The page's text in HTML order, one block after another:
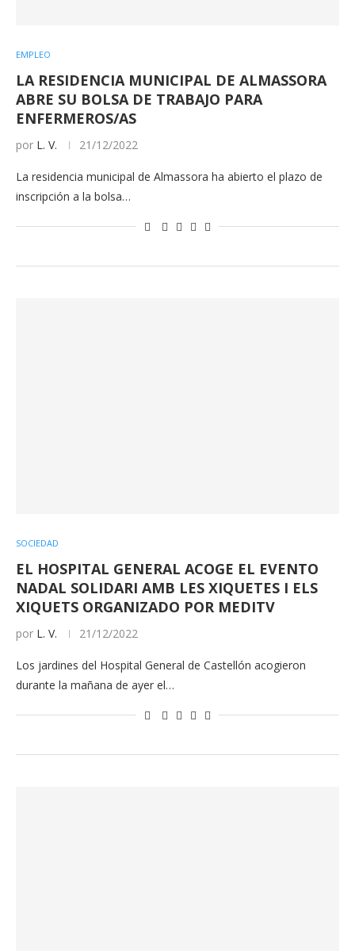
EMPLEO
LA RESIDENCIA MUNICIPAL DE ALMASSORA
ABRE SU BOLSA DE TRABAJO PARA
ENFERMEROS/AS
por L. V. 21/12/2022
La residencia municipal de Almassora ha abierto el plazo de
inscripción a la bolsa…
SOCIEDAD
EL HOSPITAL GENERAL ACOGE EL EVENTO
NADAL SOLIDARI AMB LES XIQUETES I ELS
XIQUETS ORGANIZADO POR MEDITV
por L. V. 21/12/2022
Los jardines del Hospital General de Castellón acogieron
durante la mañana de ayer el…